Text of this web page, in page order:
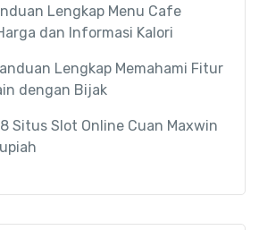
Lengkap Menu Cafe
dan Informasi Kalori
Lengkap Memahami Fitur
dengan Bijak
Situs Slot Online Cuan Maxwin